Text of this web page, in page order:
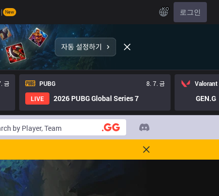
New KO 로그인
금 PUBG
8. 7. 금
LIVE
2026 PUBG Global Series 7
Valorant
GEN.G